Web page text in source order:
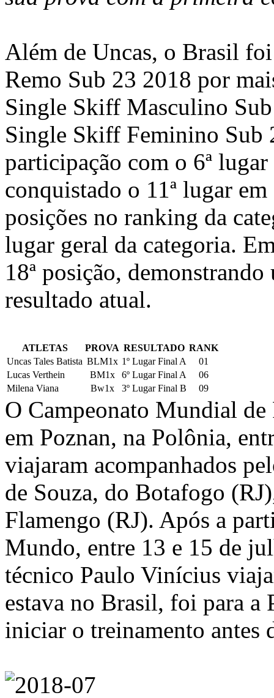
Além de Uncas, o Brasil
Remo Sub 23 2018 por
Single Skiff Masculino
Single Skiff Feminino Sub
participação com o 6ª
conquistado o 11ª lugar
posições no ranking da
lugar geral da categoria.
18ª posição,
resultado atual.
ATLETAS PROVA RESULTADO RANK
Uncas Tales Batista BLM1x 1º Lugar Final A
01
Lucas Verthein
BM1x 6º Lugar Final A
06
Milena Viana
Bw1x 3º Lugar Final B 09
O Campeonato Mundial
em Poznan, na Polônia,
viajaram acompanhados
de Souza, do Botafogo
Flamengo (RJ). Após a
Mundo, entre 13 e 15 de
técnico Paulo Vinícius
estava no Brasil, foi para a
iniciar o treinamento antes